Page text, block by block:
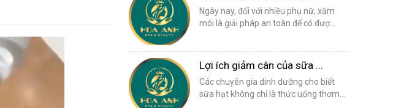
Ngày nay, đối với nhiều phụ nữ, xăm
môi là giải pháp an toàn để có đượ...
Lợi ích giảm cân của sữa ...
Các chuyên gia dinh dưỡng cho biết
sữa hạt không chỉ là thức uống thơm...